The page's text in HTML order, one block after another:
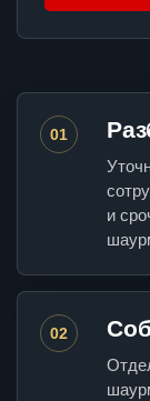
01
и
02